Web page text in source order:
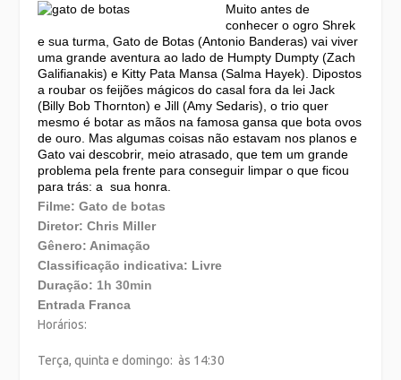
Muito antes de
conhecer o ogro Shrek
e sua turma, Gato de Botas (Antonio Banderas) vai viver
uma grande aventura ao lado de Humpty Dumpty (Zach
Galifianakis) e Kitty Pata Mansa (Salma Hayek). Dipostos
a roubar os feijões mágicos do casal fora da lei Jack
(Billy Bob Thornton) e Jill (Amy Sedaris), o trio quer
mesmo é botar as mãos na famosa gansa que bota ovos
de ouro. Mas algumas coisas não estavam nos planos e
Gato vai descobrir, meio atrasado, que tem um grande
problema pela frente para conseguir limpar o que ficou
para trás: a sua honra.
Filme: Gato de botas
Diretor: Chris Miller
Gênero: Animação
Classificação indicativa: Livre
Duração: 1h 30min
Entrada Franca
Horários:
Terça, quinta e domingo: às 14:30